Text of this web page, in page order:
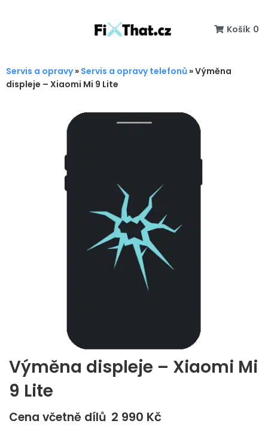
Košík 0
Servis a opravy» Servis a opravy telefonů »Výměna
displeje – Xiaomi Mi 9 Lite
Výměna displeje – Xiaomi Mi
9 Lite
Cena včetně dílů 2 990 Kč